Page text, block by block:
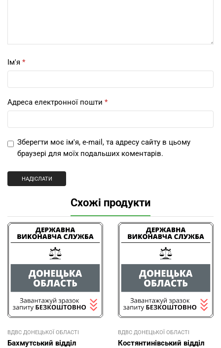
Ім'я *
Адреса електронної пошти *
Зберегти моє ім'я, e-mail, та адресу сайту в цьому
браузері для моїх подальших коментарів.
Схожі продукти
ВДВС ДОНЕЦЬКОЇ ОБЛАСТI
Бахмутський відділ
ВДВС ДОНЕЦЬКОЇ ОБЛАСТI
Костянтинівський відділ